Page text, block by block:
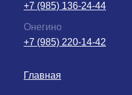
+7 (985) 220-14-42
Онегино
+7 (985) 136-24-44
Главная